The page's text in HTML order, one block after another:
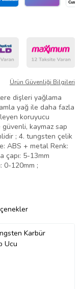
Ürün Güvenliği Bilgileri
dişleri yağlama
yağ ile daha fazla
koruyucu
kaymaz sap
; 4. tungsten çelik
ABS + metal Renk:
çapı: 5-13mm
0-120mm ;
Karbür
Ucu